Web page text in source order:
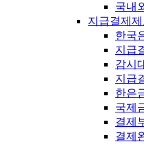
국내
지급결제
한국
지급
감시
지급
한은
국제
결제
결제